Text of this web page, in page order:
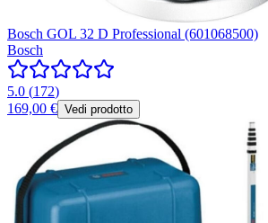
Bosch GOL 32 D Professional (601068500)
Bosch
5.0 (172)
169,00 € Vedi prodotto